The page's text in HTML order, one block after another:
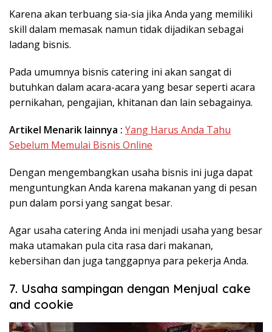
Karena akan terbuang sia-sia jika Anda yang memiliki
skill dalam memasak namun tidak dijadikan sebagai
ladang bisnis.
Pada umumnya bisnis catering ini akan sangat di
butuhkan dalam acara-acara yang besar seperti acara
pernikahan, pengajian, khitanan dan lain sebagainya.
Artikel Menarik lainnya : Yang Harus Anda Tahu
Sebelum Memulai Bisnis Online
Dengan mengembangkan usaha bisnis ini juga dapat
menguntungkan Anda karena makanan yang di pesan
pun dalam porsi yang sangat besar.
Agar usaha catering Anda ini menjadi usaha yang besar
maka utamakan pula cita rasa dari makanan,
kebersihan dan juga tanggapnya para pekerja Anda.
7. Usaha sampingan dengan Menjual cake
and cookie